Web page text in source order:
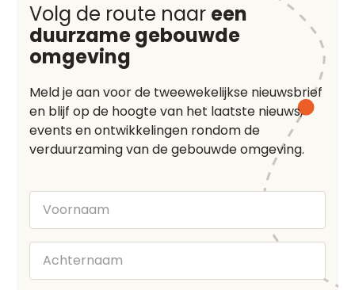
Volg de route naar een
duurzame gebouwde
omgeving
Meld je aan voor de tweewekelijkse nieuwsbrief
en blijf op de hoogte van het laatste nieuws,
events en ontwikkelingen rondom de
verduurzaming van de gebouwde omgeving.
Voornaam
Achternaam